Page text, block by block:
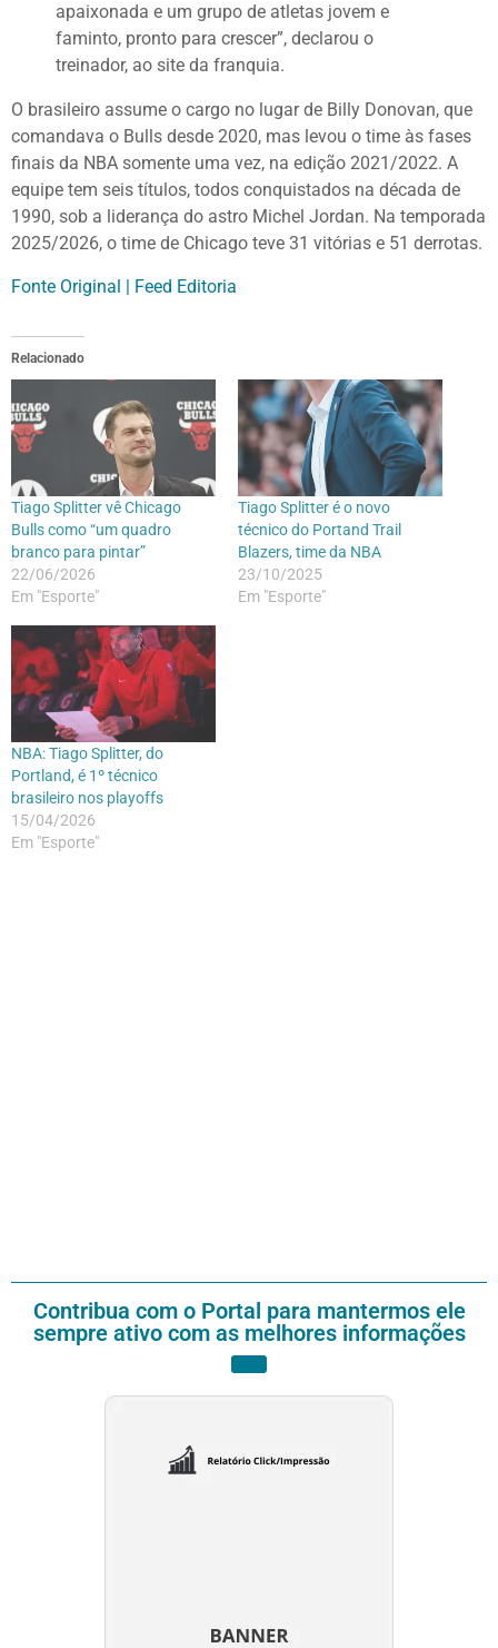
apaixonada e um grupo de atletas jovem e
faminto, pronto para crescer”, declarou o
treinador, ao site da franquia.
O brasileiro assume o cargo no lugar de Billy Donovan, que
comandava o Bulls desde 2020, mas levou o time às fases
finais da NBA somente uma vez, na edição 2021/2022. A
equipe tem seis títulos, todos conquistados na década de
1990, sob a liderança do astro Michel Jordan. Na temporada
2025/2026, o time de Chicago teve 31 vitórias e 51 derrotas.
Fonte Original | Feed Editoria
Relacionado
Tiago Splitter vê Chicago
Bulls como “um quadro
branco para pintar”
22/06/2026
Em "Esporte"
Tiago Splitter é o novo
técnico do Portand Trail
Blazers, time da NBA
23/10/2025
Em "Esporte"
NBA: Tiago Splitter, do
Portland, é 1º técnico
brasileiro nos playoffs
15/04/2026
Em "Esporte"
Contribua com o Portal para mantermos ele
sempre ativo com as melhores informações